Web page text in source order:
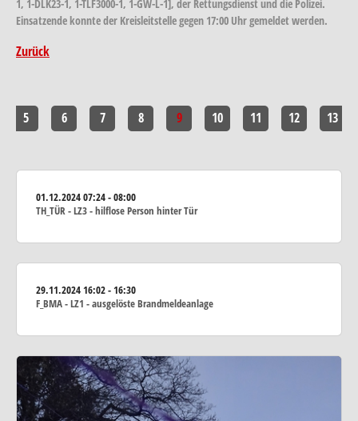
1, 1-DLK23-1, 1-TLF3000-1, 1-GW-L-1], der Rettungsdienst und die Polizei.
Einsatzende konnte der Kreisleitstelle gegen 17:00 Uhr gemeldet werden.
Zurück
5 6 7 8 9 10 11 12 13
01.12.202407:24 - 08:00
TH_TÜR - LZ3 - hilflose Person hinter Tür
29.11.202416:02 - 16:30
F_BMA - LZ1 - ausgelöste Brandmeldeanlage